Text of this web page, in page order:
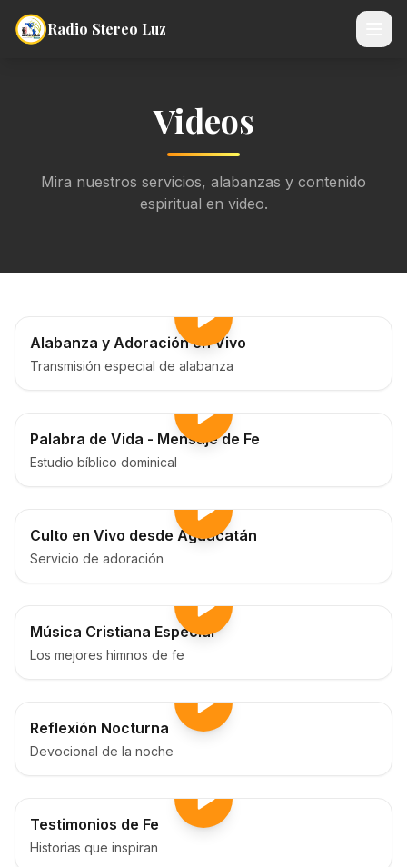
Radio Stereo Luz
Videos
Mira nuestros servicios, alabanzas y contenido
espiritual en video.
Alabanza y Adoración en Vivo
Transmisión especial de alabanza
Palabra de Vida - Mensaje de Fe
Estudio bíblico dominical
Culto en Vivo desde Aguacatán
Servicio de adoración
Música Cristiana Especial
Los mejores himnos de fe
Reflexión Nocturna
Devocional de la noche
Testimonios de Fe
Historias que inspiran